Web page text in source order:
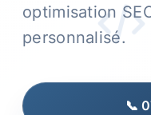
optimisation
personnalisé.
📞